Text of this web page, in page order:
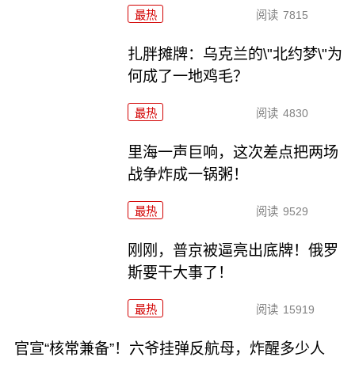
最热 阅读 7815
扎胖摊牌：乌克兰的\"北约梦\"为
何成了一地鸡毛？
最热 阅读 4830
里海一声巨响，这次差点把两场
战争炸成一锅粥！
最热 阅读 9529
刚刚，普京被逼亮出底牌！俄罗
斯要干大事了！
最热 阅读 15919
官宣“核常兼备”！六爷挂弹反航母，炸醒多少人